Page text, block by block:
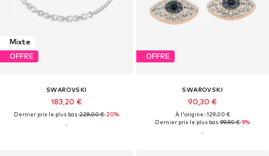
Mixte
OFFRE
SWAROVSKI
183,20 €
Dernier prix le plus bas :229,00 €-20%
OFFRE
SWAROVSKI
90,30 €
À l'origine : 129,00 €
Dernier prix le plus bas :99,90 €-9%